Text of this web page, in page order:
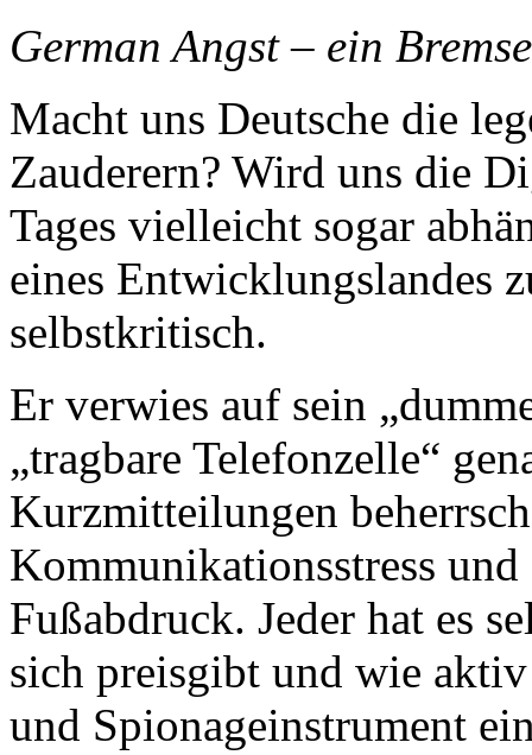
German Angst – ein
Macht uns Deutsche die
Zauderern? Wird uns die
Tages vielleicht sogar
eines Entwicklungslandes
selbstkritisch.
Er verwies auf sein
„tragbare Telefonzelle“
Kurzmitteilungen
Kommunikationsstress
Fußabdruck. Jeder hat es
sich preisgibt und wie
und Spionageinstrument